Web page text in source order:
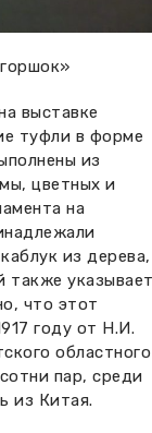
выставке
туфли в форме
из
цветных и
на
из дерева,
также
что этот
году от Н.И.
областного
пар, среди
из Китая.